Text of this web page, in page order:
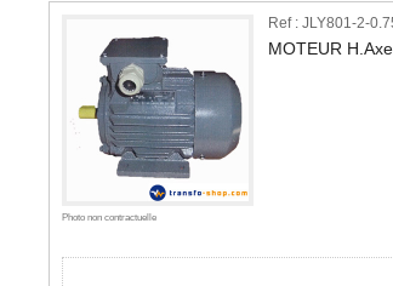
Photo non contractuelle
Ref : JLY801-2-
MOTEUR